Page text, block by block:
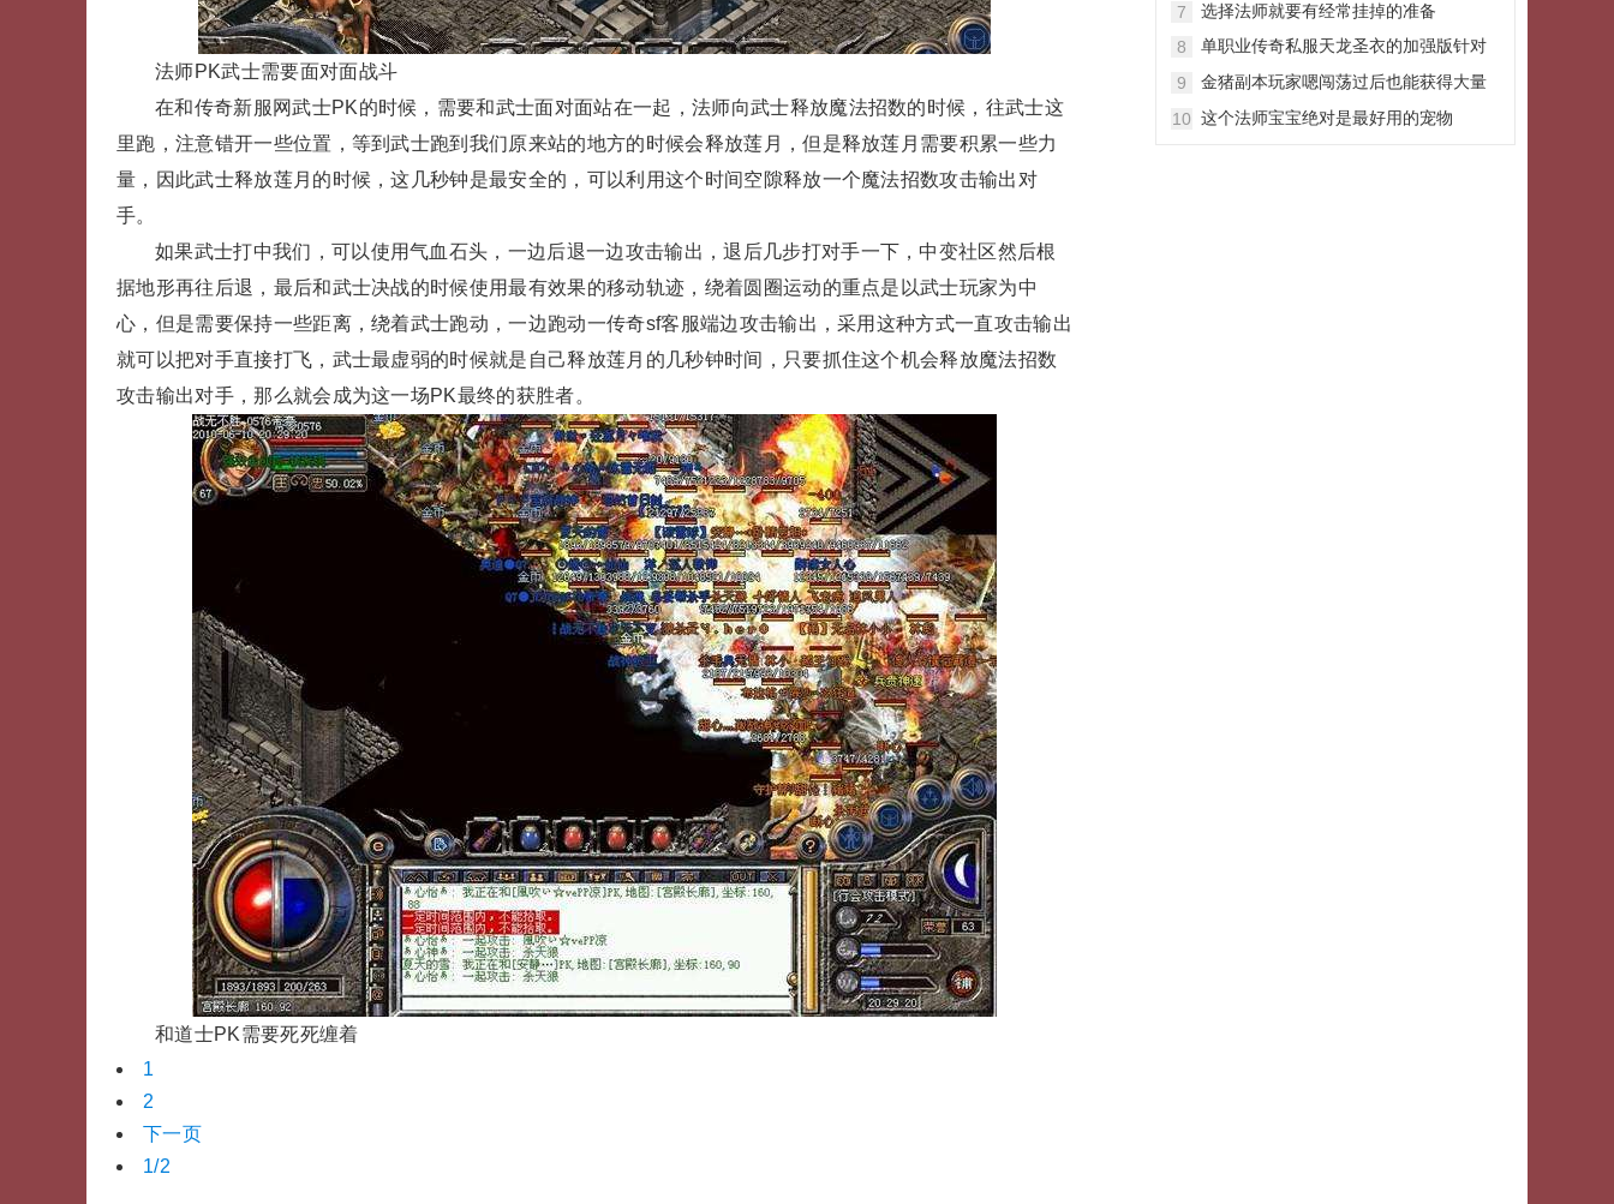
法师PK武士需要面对面战斗
在和传奇新服网武士PK的时候，需要和武士面对面站在一起，法师向武士释放魔法招数的时候，往武士这
里跑，注意错开一些位置，等到武士跑到我们原来站的地方的时候会释放莲月，但是释放莲月需要积累一些力
量，因此武士释放莲月的时候，这几秒钟是最安全的，可以利用这个时间空隙释放一个魔法招数攻击输出对
手。
如果武士打中我们，可以使用气血石头，一边后退一边攻击输出，退后几步打对手一下，中变社区然后根
据地形再往后退，最后和武士决战的时候使用最有效果的移动轨迹，绕着圆圈运动的重点是以武士玩家为中
心，但是需要保持一些距离，绕着武士跑动，一边跑动一传奇sf客服端边攻击输出，采用这种方式一直攻击输出
就可以把对手直接打飞，武士最虚弱的时候就是自己释放莲月的几秒钟时间，只要抓住这个机会释放魔法招数
攻击输出对手，那么就会成为这一场PK最终的获胜者。
和道士PK需要死死缠着
1
2
下一页
1/2
7
选择法师就要有经常挂掉的准备
8
单职业传奇私服天龙圣衣的加强版针对
9
金猪副本玩家嗯闯荡过后也能获得大量
10 这个法师宝宝绝对是最好用的宠物